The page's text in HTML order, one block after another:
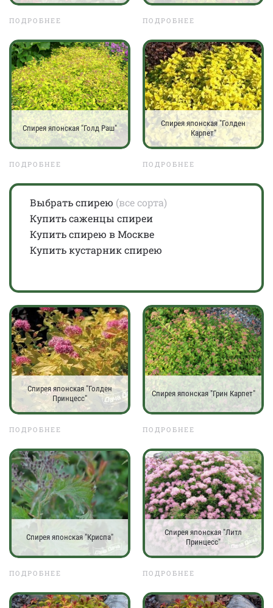
ПОДРОБНЕЕ ПОДРОБНЕЕ
Спирея японская "Голд Раш"
ПОДРОБНЕЕ
Спирея японская "Голден
Карпет"
ПОДРОБНЕЕ
Выбрать спирею (все сорта)
Купить саженцы спиреи
Купить спирею в Москве
Купить кустарник спирею
Спирея японская "Голден
Принцесс"
ПОДРОБНЕЕ
Спирея японская "Грин Карпет"
ПОДРОБНЕЕ
Спирея японская "Криспа"
ПОДРОБНЕЕ
Спирея японская "Литл
Принцесс"
ПОДРОБНЕЕ